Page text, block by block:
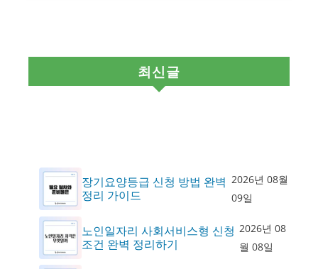
최신글
장기요양등급 신청 방법 완벽
정리 가이드
2026년 08월
09일
노인일자리 사회서비스형 신청
조건 완벽 정리하기
2026년 08
월 08일